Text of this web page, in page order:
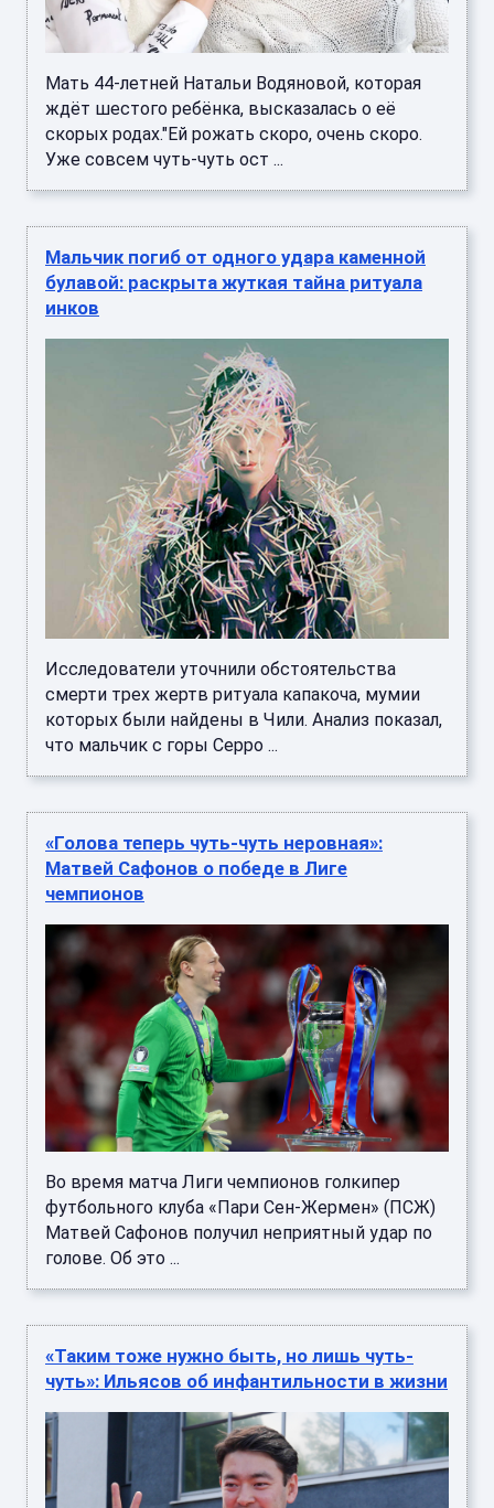
Мать 44-летней Натальи Водяновой, которая
ждёт шестого ребёнка, высказалась о её
скорых родах."Ей рожать скоро, очень скоро.
Уже совсем чуть-чуть ост ...
Мальчик погиб от одного удара каменной
булавой: раскрыта жуткая тайна ритуала
инков
Исследователи уточнили обстоятельства
смерти трех жертв ритуала капакоча, мумии
которых были найдены в Чили. Анализ показал,
что мальчик с горы Серро ...
«Голова теперь чуть-чуть неровная»:
Матвей Сафонов о победе в Лиге
чемпионов
Во время матча Лиги чемпионов голкипер
футбольного клуба «Пари Сен-Жермен» (ПСЖ)
Матвей Сафонов получил неприятный удар по
голове. Об это ...
«Таким тоже нужно быть, но лишь чуть-
чуть»: Ильясов об инфантильности в жизни